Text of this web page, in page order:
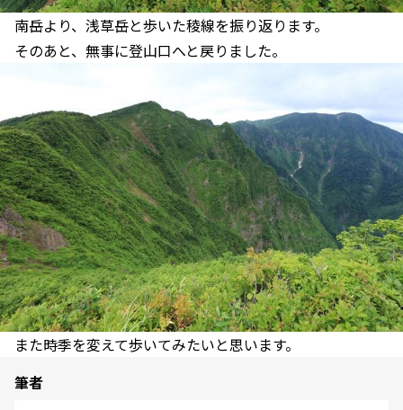
南岳より、浅草岳と歩いた稜線を振り返ります。
そのあと、無事に登山口へと戻りました。
また時季を変えて歩いてみたいと思います。
筆者